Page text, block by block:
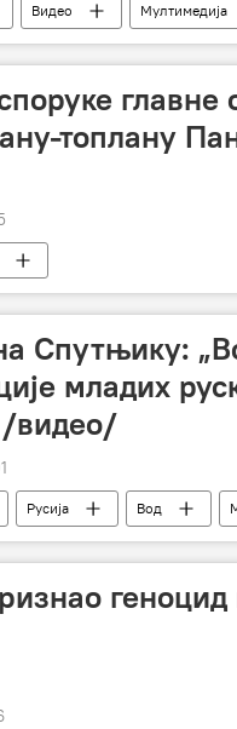
Видео Мултимедија
главне
топлану
Спутњику:
младих
/видео/
Русија Вод
војске – „Вод“
геноцид